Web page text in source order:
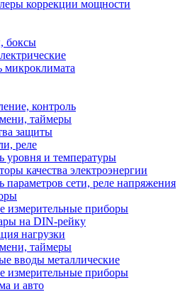
коррекции мощности
боксы
микроклимата
контроль
таймеры
защиты
реле
уровня и температуры
качества электроэнергии
параметров сети, реле напряжения
измерительные приборы
на DIN-рейку
нагрузки
таймеры
вводы металлические
измерительные приборы
и авто